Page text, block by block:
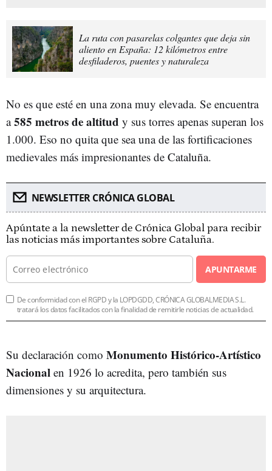
La ruta con pasarelas colgantes que deja sin
aliento en España: 12 kilómetros entre
desfiladeros, puentes y naturaleza
No es que esté en una zona muy elevada. Se encuentra
a585 metros de altitud y sus torres apenas superan los
1.000. Eso no quita que sea una de las fortificaciones
medievales más impresionantes de Cataluña.
NEWSLETTER CRÓNICA GLOBAL
Apúntate a la newsletter de Crónica Global para recibir
las noticias más importantes sobre Cataluña.
APUNTARME
De conformidad con el RGPD y la LOPDGDD, CRÓNICA GLOBALMEDIA S.L.
tratará los datos facilitados con la finalidad de remitirle noticias de actualidad.
Su declaración como Monumento Histórico-Artístico
Nacional en 1926 lo acredita, pero también sus
dimensiones y su arquitectura.